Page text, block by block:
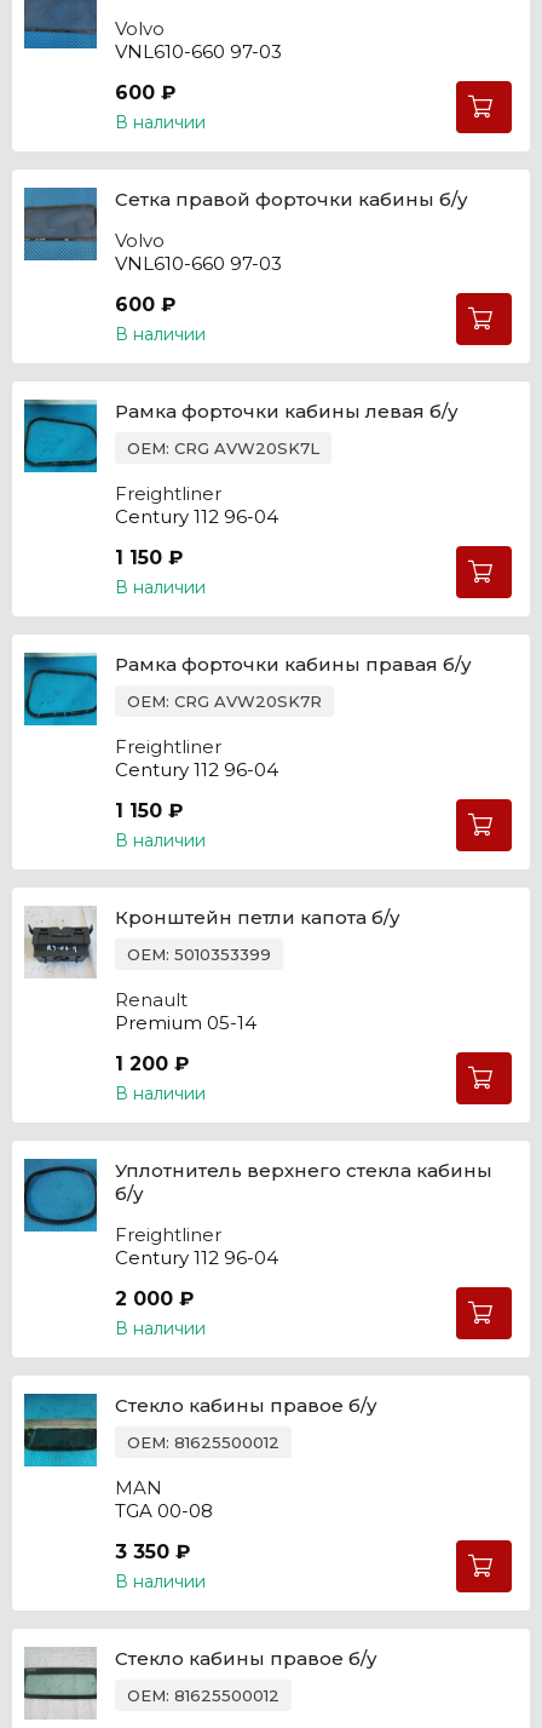
Volvo
VNL610-660 97-03
600 ₽
В наличии
Сетка правой форточки кабины б/у
Volvo
VNL610-660 97-03
600 ₽
В наличии
Рамка форточки кабины левая б/у
OEM: CRG AVW20SK7L
Freightliner
Century 112 96-04
1 150 ₽
В наличии
Рамка форточки кабины правая б/у
OEM: CRG AVW20SK7R
Freightliner
Century 112 96-04
1 150 ₽
В наличии
Кронштейн петли капота б/у
OEM: 5010353399
Renault
Premium 05-14
1 200 ₽
В наличии
Уплотнитель верхнего стекла кабины
б/у
Freightliner
Century 112 96-04
2 000 ₽
В наличии
Стекло кабины правое б/у
OEM: 81625500012
MAN
TGA 00-08
3 350 ₽
В наличии
Стекло кабины правое б/у
OEM: 81625500012